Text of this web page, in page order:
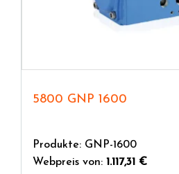
5800 GNP 1600
Produkte: GNP-1600
Webpreis von: 1.117,31 €